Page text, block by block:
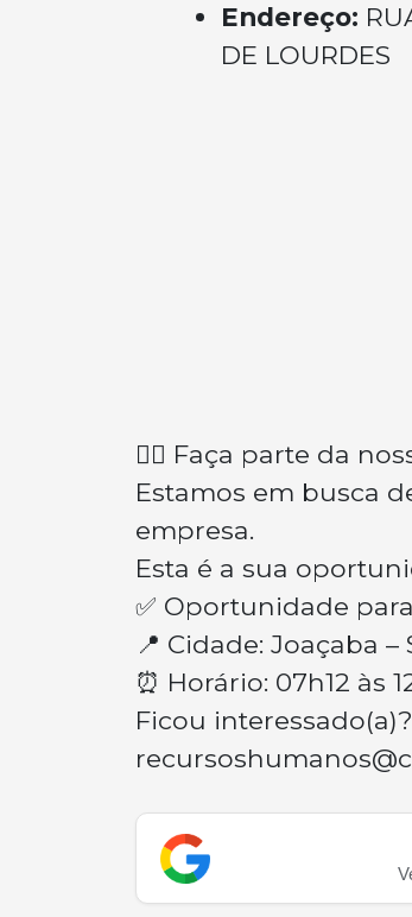
Endereço:
DE LOURDES
👉🏽 Faça parte da
Estamos em busca
empresa.
Esta é a sua
✅ Oportunidade
📍 Cidade: Joaçaba
⏰ Horário: 07h12 às
Ficou